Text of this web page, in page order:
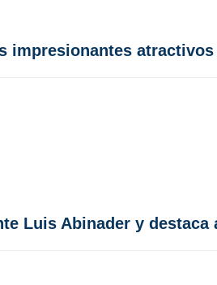
impresionantes
Luis Abinader y destaca